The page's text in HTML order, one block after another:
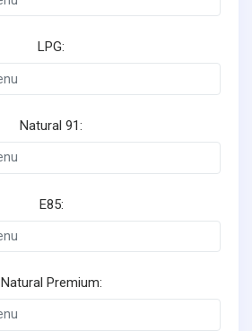
LPG:
Natural 91:
E85:
Natural Premium: